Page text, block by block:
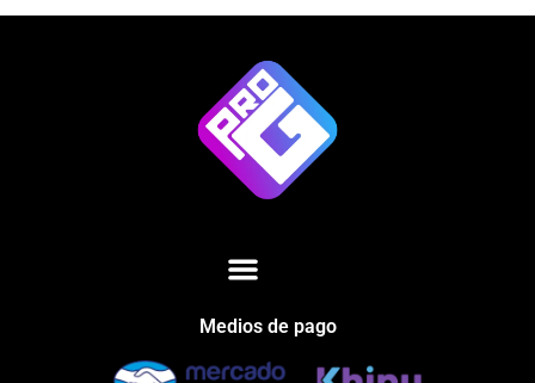
Medios de pago